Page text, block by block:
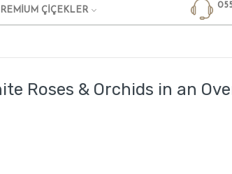
ÇİÇEKLER
Roses & Orchids in an